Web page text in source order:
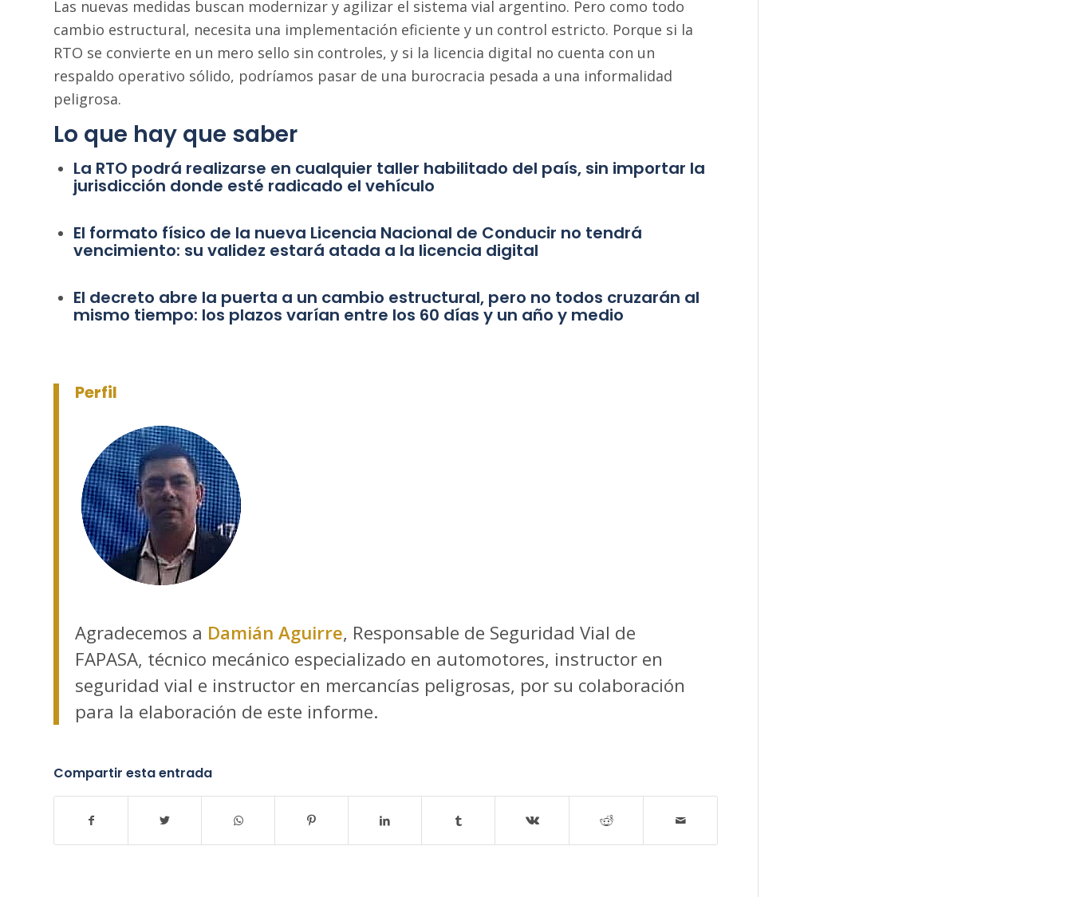
Las nuevas medidas buscan modernizar y agilizar el sistema vial argentino. Pero como todo
cambio estructural, necesita una implementación eficiente y un control estricto. Porque si la
RTO se convierte en un mero sello sin controles, y si la licencia digital no cuenta con un
respaldo operativo sólido, podríamos pasar de una burocracia pesada a una informalidad
peligrosa.
Lo que hay que saber
La RTO podrá realizarse en cualquier taller habilitado del país, sin importar la
jurisdicción donde esté radicado el vehículo
El formato físico de la nueva Licencia Nacional de Conducir no tendrá
vencimiento: su validez estará atada a la licencia digital
El decreto abre la puerta a un cambio estructural, pero no todos cruzarán al
mismo tiempo: los plazos varían entre los 60 días y un año y medio
Perfil
Agradecemos a Damián Aguirre, Responsable de Seguridad Vial de
FAPASA, técnico mecánico especializado en automotores, instructor en
seguridad vial e instructor en mercancías peligrosas, por su colaboración
para la elaboración de este informe.
Compartir esta entrada